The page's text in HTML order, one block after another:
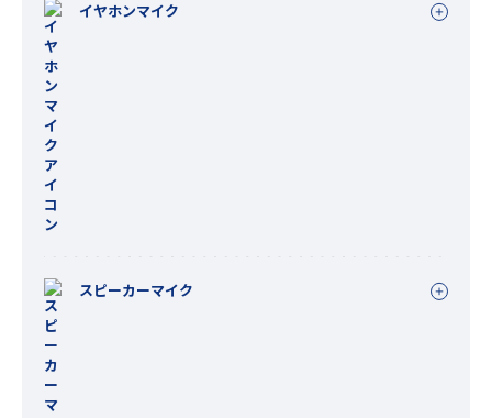
イヤホンマイク
スピーカーマイク